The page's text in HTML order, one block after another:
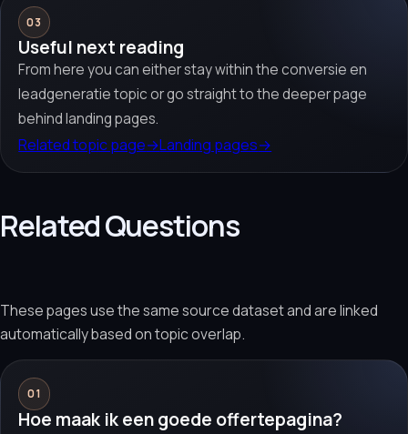
03
Useful next reading
From here you can either stay within the conversie en
leadgeneratie topic or go straight to the deeper page
behind landing pages.
Related topic page→Landing pages→
Related Questions
These pages use the same source dataset and are linked
automatically based on topic overlap.
01
Hoe maak ik een goede offertepagina?